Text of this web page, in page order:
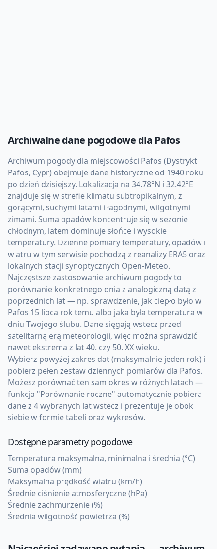
Archiwalne dane pogodowe dla Pafos
Archiwum pogody dla miejscowości Pafos (Dystrykt
Pafos, Cypr) obejmuje dane historyczne od 1940 roku
po dzień dzisiejszy. Lokalizacja na 34.78°N i 32.42°E
znajduje się w strefie klimatu subtropikalnym, z
gorącymi, suchymi latami i łagodnymi, wilgotnymi
zimami. Suma opadów koncentruje się w sezonie
chłodnym, latem dominuje słońce i wysokie
temperatury. Dzienne pomiary temperatury, opadów i
wiatru w tym serwisie pochodzą z reanalizy ERA5 oraz
lokalnych stacji synoptycznych Open-Meteo.
Najczęstsze zastosowanie archiwum pogody to
porównanie konkretnego dnia z analogiczną datą z
poprzednich lat — np. sprawdzenie, jak ciepło było w
Pafos 15 lipca rok temu albo jaka była temperatura w
dniu Twojego ślubu. Dane sięgają wstecz przed
satelitarną erą meteorologii, więc można sprawdzić
nawet ekstrema z lat 40. czy 50. XX wieku.
Wybierz powyżej zakres dat (maksymalnie jeden rok) i
pobierz pełen zestaw dziennych pomiarów dla Pafos.
Możesz porównać ten sam okres w różnych latach —
funkcja "Porównanie roczne" automatycznie pobiera
dane z 4 wybranych lat wstecz i prezentuje je obok
siebie w formie tabeli oraz wykresów.
Dostępne parametry pogodowe
Temperatura maksymalna, minimalna i średnia (°C)
Suma opadów (mm)
Maksymalna prędkość wiatru (km/h)
Średnie ciśnienie atmosferyczne (hPa)
Średnie zachmurzenie (%)
Średnia wilgotność powietrza (%)